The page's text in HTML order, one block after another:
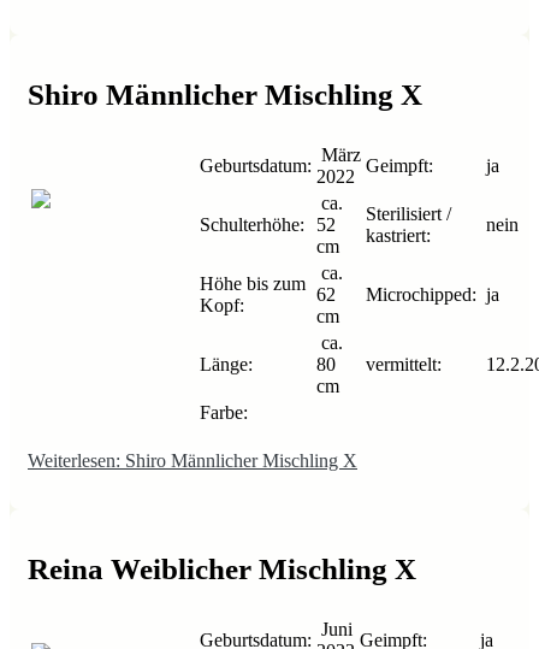
Shiro Männlicher Mischling X
Geburtsdatum:
März
2022
Geimpft: ja
Schulterhöhe:
ca.
52
cm
Sterilisiert /
kastriert:
nein
Höhe bis zum
Kopf:
ca.
62
cm
Microchipped: ja
Länge:
ca.
80
cm
vermittelt:
Farbe:
Weiterlesen: Shiro Männlicher Mischling X
Reina Weiblicher Mischling X
Geburtsdatum:
Juni
Geimpft: ja